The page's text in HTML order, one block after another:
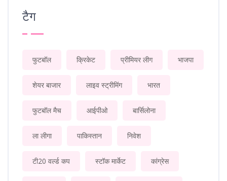
टैग
फुटबॉल क्रिकेट प्रीमियर लीग भाजपा
शेयर बाजार लाइव स्ट्रीमिंग भारत
फुटबॉल मैच आईपीओ बार्सिलोना
ला लीगा पाकिस्तान निवेश
टी20 वर्ल्ड कप स्टॉक मार्केट कांग्रेस